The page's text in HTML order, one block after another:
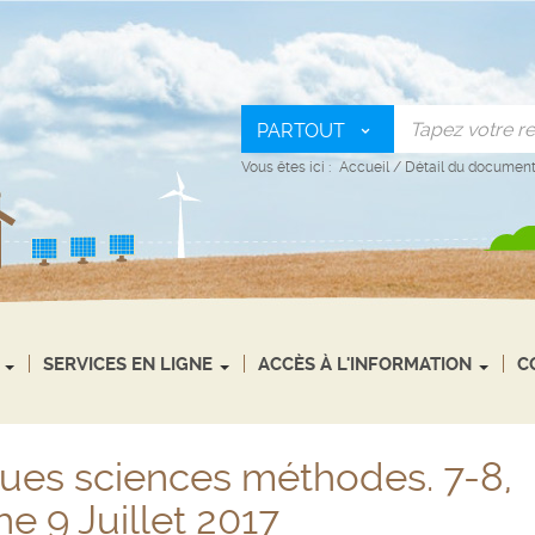
PARTOUT
Vous êtes ici : Accueil / Détail du document
SERVICES EN LIGNE ACCÈS À L'INFORMATION
sciences méthodes. 7-8,
9 Juillet 2017